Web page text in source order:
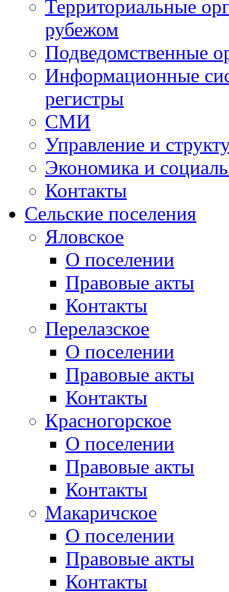
Территориальные
рубежом
Подведомственные
Информационные
регистры
СМИ
Управление и
Экономика и
Контакты
Сельские поселения
Яловское
О поселении
Правовые акты
Контакты
Перелазское
О поселении
Правовые акты
Контакты
Красногорское
О поселении
Правовые акты
Контакты
Макаричское
О поселении
Правовые акты
Контакты